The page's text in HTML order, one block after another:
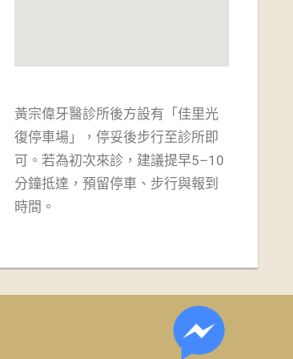
黃宗偉牙醫診所後方設有「佳里光
復停車場」，停妥後步行至診所即
可。若為初次來診，建議提早5–10
分鐘抵達，預留停車、步行與報到
時間。